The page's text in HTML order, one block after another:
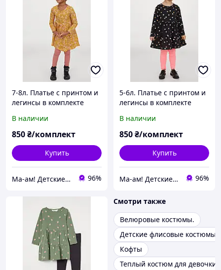
7-8л. Платье с принтом и
легинсы в комплекте
В наличии
850₴/комплект
Купить
Ма-ам! Детские вещи для счастливого детства 👦 96%
5-6л. Платье с принтом и
легинсы в комплекте
В наличии
850₴/комплект
Купить
Ма-ам! Детские вещи для счастливого детства 👦 96%
Смотри также
Велюровые костюмы.
Детские флисовые костюмы
Кофты
Теплый костюм для девочки